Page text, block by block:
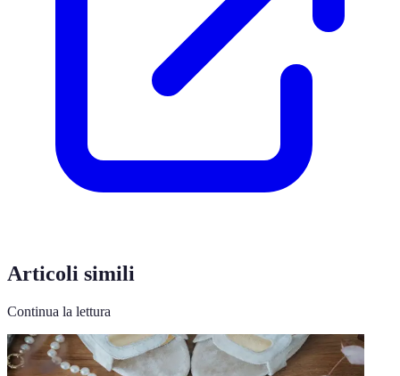
Articoli simili
Continua la lettura